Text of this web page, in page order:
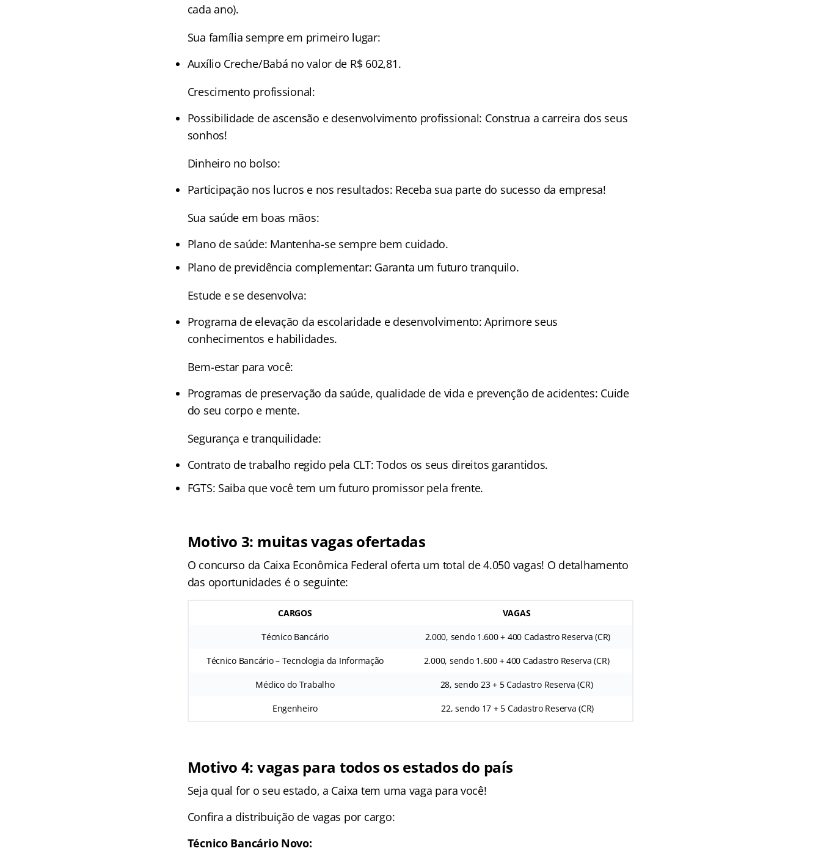
cada ano).
Sua família sempre em primeiro lugar:
Auxílio Creche/Babá no valor de R$ 602,81.
Crescimento profissional:
Possibilidade de ascensão e desenvolvimento profissional: Construa a carreira dos seus
sonhos!
Dinheiro no bolso:
Participação nos lucros e nos resultados: Receba sua parte do sucesso da empresa!
Sua saúde em boas mãos:
Plano de saúde: Mantenha-se sempre bem cuidado.
Plano de previdência complementar: Garanta um futuro tranquilo.
Estude e se desenvolva:
Programa de elevação da escolaridade e desenvolvimento: Aprimore seus
conhecimentos e habilidades.
Bem-estar para você:
Programas de preservação da saúde, qualidade de vida e prevenção de acidentes: Cuide
do seu corpo e mente.
Segurança e tranquilidade:
Contrato de trabalho regido pela CLT: Todos os seus direitos garantidos.
FGTS: Saiba que você tem um futuro promissor pela frente.
Motivo 3: muitas vagas ofertadas
O concurso da Caixa Econômica Federal oferta um total de 4.050 vagas! O detalhamento
das oportunidades é o seguinte:
CARGOS VAGAS
Técnico Bancário 2.000, sendo 1.600 + 400 Cadastro Reserva (CR)
Técnico Bancário – Tecnologia da Informação 2.000, sendo 1.600 + 400 Cadastro Reserva (CR)
Médico do Trabalho 28, sendo 23 + 5 Cadastro Reserva (CR)
Engenheiro 22, sendo 17 + 5 Cadastro Reserva (CR)
Motivo 4: vagas para todos os estados do país
Seja qual for o seu estado, a Caixa tem uma vaga para você!
Confira a distribuição de vagas por cargo:
Técnico Bancário Novo: